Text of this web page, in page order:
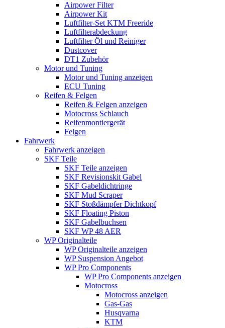
Airpower Filter
Airpower Kit
Luftfilter-Set KTM Freeride
Luftfilterabdeckung
Luftfilter Öl und Reiniger
Dustcover
DT1 Zubehör
Motor und Tuning
Motor und Tuning anzeigen
ECU Tuning
Reifen & Felgen
Reifen & Felgen anzeigen
Motocross Schlauch
Reifenmontiergerät
Felgen
Fahrwerk
Fahrwerk anzeigen
SKF Teile
SKF Teile anzeigen
SKF Revisionskit Gabel
SKF Gabeldichtringe
SKF Mud Scraper
SKF Stoßdämpfer Dichtkopf
SKF Floating Piston
SKF Gabelbuchsen
SKF WP 48 AER
WP Originalteile
WP Originalteile anzeigen
WP Suspension Angebot
WP Pro Components
WP Pro Components anzeigen
Motocross
Motocross anzeigen
Gas-Gas
Husqvarna
KTM